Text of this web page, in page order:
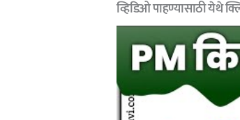
व्हिडिओ पाहण्यासाठीयेथे